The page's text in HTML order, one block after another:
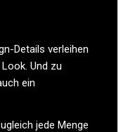
Details verleihen
Und zu
ein
jede Menge